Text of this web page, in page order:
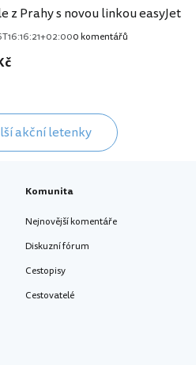
z Prahy s novou linkou easyJet
0 komentářů
akční letenky
Komunita
Nejnovější komentáře
Diskuzní fórum
Cestopisy
Cestovatelé